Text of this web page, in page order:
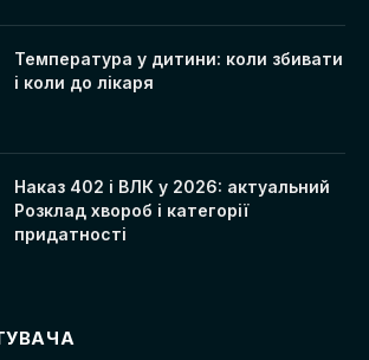
Температура у дитини: коли збивати
і коли до лікаря
Наказ 402 і ВЛК у 2026: актуальний
Розклад хвороб і категорії
придатності